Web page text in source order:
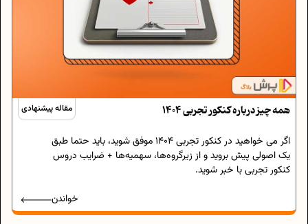
مقاله پیشنهادی همه چیز درباره کنکور تجربی 1404
اگر می خواهید در کنکور تجربی 1404 موفق شوید، باید حتما طبق
یک اصولی پیش بروید و از زیرگروه‌ها، سهمیه‌ها + ضرایب دروس
کنکور تجربی با خبر شوید.
خواندن